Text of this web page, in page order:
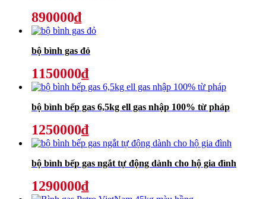
890000₫
bộ bình gas đỏ
1150000₫
bộ bình bếp gas 6,5kg ell gas nhập 100% từ pháp
1250000₫
bộ bình bếp gas ngắt tự động dành cho hộ gia đình
1290000₫